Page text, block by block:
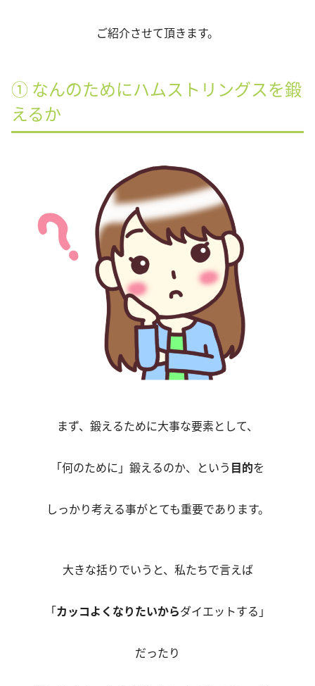
ご紹介させて頂きます。
① なんのためにハムストリングスを鍛
えるか
まず、鍛えるために大事な要素として、
「何のために」鍛えるのか、という 目的を
しっかり考える事がとても重要であります。
大きな括りでいうと、私たちで言えば
「カッコよくなりたいからダイエットする」
だったり